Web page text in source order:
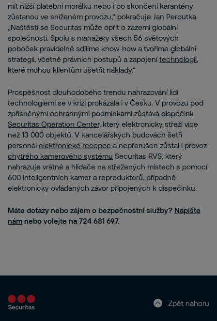
mít nižší platební morálku nebo i po skončení karantény
zůstanou ve sníženém provozu,“ pokračuje Jan Peroutka.
„Naštěstí se Securitas může opřít o zázemí globální
společnosti. Spolu s manažery všech 56 světových
poboček pravidelně sdílíme know-how a tvoříme globální
strategii, včetně právních postupů a zapojenítechnologií,
které mohou klientům ušetřit náklady.“
Prospěšnost dlouhodobého trendu nahrazování lidí
technologiemi se v krizi prokázala i v Česku. V provozu pod
zpřísněnými ochrannými podmínkami zůstává dispečink
Securitas Operation Center, který elektronicky střeží více
než 13 000 objektů. V kancelářských budovách šetří
personál elektronické recepce a nepřerušen zůstal i provoz
chytrého kamerového systému Securitas RVS, který
nahrazuje vrátné a hlídače na střežených místech s pomocí
600 inteligentních kamer a reproduktorů, případně
elektronicky ovládaných závor připojených k dispečinku.
Máte dotazy nebo zájem o bezpečnostní služby? Napište
nám nebo volejte na 724 681 697.
Zpět nahoru